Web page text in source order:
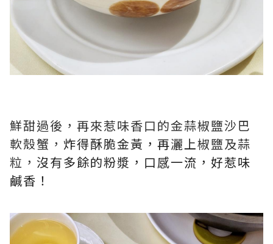
鮮甜過後，再來惹味香口的金蒜椒鹽沙巴
軟殼蟹， 炸得酥脆金黃，再灑上椒鹽及蒜
粒， 沒有多餘的粉漿，口感一流，好惹味
鹹香！